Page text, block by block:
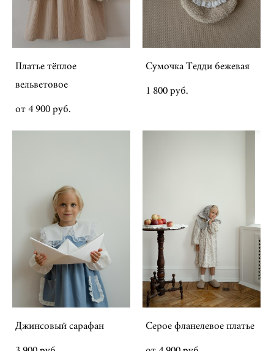
Платье тёплое
вельветовое
от 4 900 pуб.
Сумочка Тедди бежевая
1 800 pуб.
Джинсовый сарафан Серое фланелевое платье